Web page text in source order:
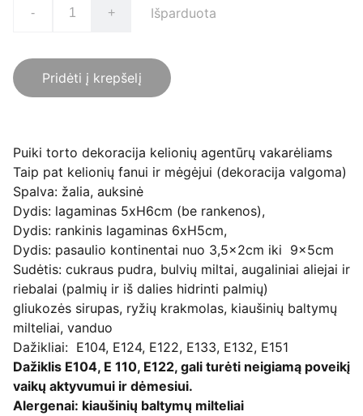
- + Išparduota
Pridėti į krepšelį
Puiki torto dekoracija kelionių agentūrų vakarėliams
Taip pat kelionių fanui ir mėgėjui (dekoracija valgoma)
Spalva: žalia, auksinė
Dydis: lagaminas 5xH6cm (be rankenos),
Dydis: rankinis lagaminas 6xH5cm,
Dydis: pasaulio kontinentai nuo 3,5x2cm iki 9x5cm
Sudėtis: cukraus pudra, bulvių miltai, augaliniai aliejai ir
riebalai (palmių ir iš dalies hidrinti palmių)
gliukozės sirupas, ryžių krakmolas, kiaušinių baltymų
milteliai, vanduo
Dažikliai: E104, E124, E122, E133, E132, E151
Dažiklis E104, E 110, E122, gali turėti neigiamą poveikį
vaikų aktyvumui ir dėmesiui.
Alergenai: kiaušinių baltymų milteliai